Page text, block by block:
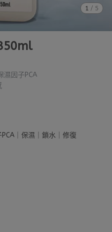
1 / 5
濕因子PCA
｜保濕｜鎖水｜修復